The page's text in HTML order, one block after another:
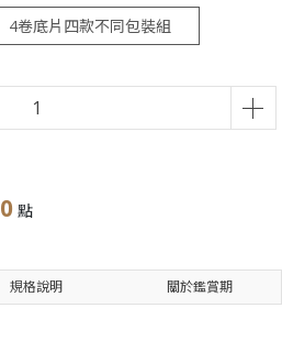
4卷底片四款不同包裝組
合價
0 點
規格說明 關於鑑賞期